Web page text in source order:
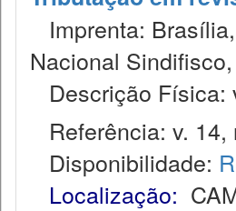
Imprenta:
Nacional
Descrição Física:
Referência: v. 14,
Disponibilidade:
Localização: